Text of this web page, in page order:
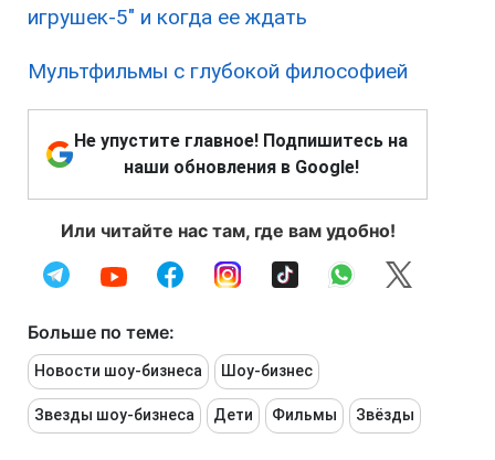
игрушек-5" и когда ее ждать
Мультфильмы с глубокой философией
Не упустите главное! Подпишитесь на
наши обновления в Google!
Или читайте нас там, где вам удобно!
Больше по теме:
Новости шоу-бизнеса Шоу-бизнес
Звезды шоу-бизнеса Дети Фильмы Звёзды